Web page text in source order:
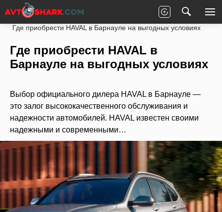
Главная Статьи
Новости партнеров
Где приобрести HAVAL в Барнауле на выгодных условиях
Где приобрести HAVAL в
Барнауле на выгодных условиях
Выбор официального дилера HAVAL в Барнауле —
это залог высококачественного обслуживания и
надежности автомобилей. HAVAL известен своими
надежными и современными…